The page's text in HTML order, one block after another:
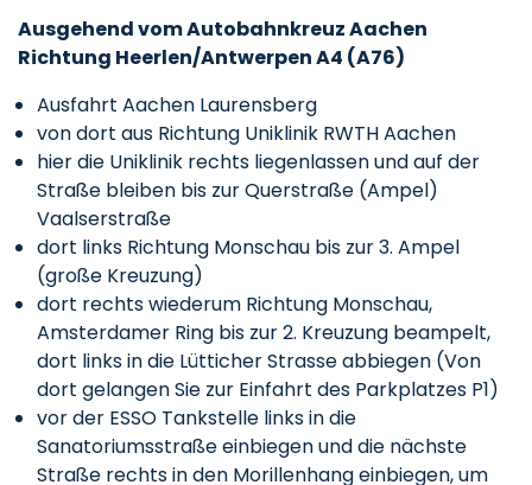
Ausgehend vom Autobahnkreuz Aachen
Richtung Heerlen/Antwerpen A4 (A76)
Ausfahrt Aachen Laurensberg
von dort aus Richtung Uniklinik RWTH Aachen
hier die Uniklinik rechts liegenlassen und auf der
Straße bleiben bis zur Querstraße (Ampel)
Vaalserstraße
dort links Richtung Monschau bis zur 3. Ampel
(große Kreuzung)
dort rechts wiederum Richtung Monschau,
Amsterdamer Ring bis zur 2. Kreuzung beampelt,
dort links in die Lütticher Strasse abbiegen (Von
dort gelangen Sie zur Einfahrt des Parkplatzes P1)
vor der ESSO Tankstelle links in die
Sanatoriumsstraße einbiegen und die nächste
Straße rechts in den Morillenhang einbiegen, um